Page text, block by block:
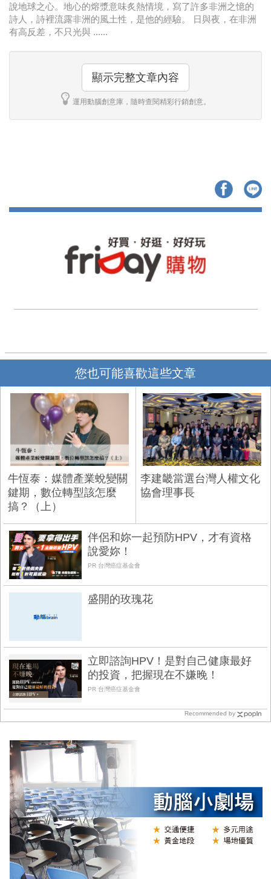
說地球之心。地心的熔漿意味炙熱情境，寫了許多非洲之憶的
詩人，詩裡流露非洲的風土性，是他的經驗。 日與夜，在非洲
有高反差，不只光與 ......
顯示完整文章內容
運用動腦創意庫，隨時查閱精彩行銷創意。
您也可能喜歡這些文章
牛恆泰：媒體產業蛻變關
鍵期，數位轉型該怎麼
搞？（上）
李建畿當選台灣人權文化
協會理事長
伴侶和妳一起預防HPV，才有資格
說愛妳！
PR 台灣癌症基金會
盛開的玫瑰花
立即諮詢HPV！是對自己健康最好
的投資，把握現在不嫌晚！
PR 台灣癌症基金會
Recommended by